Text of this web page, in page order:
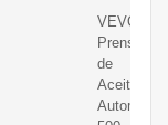
VEVOR
Prensa
de
Aceite